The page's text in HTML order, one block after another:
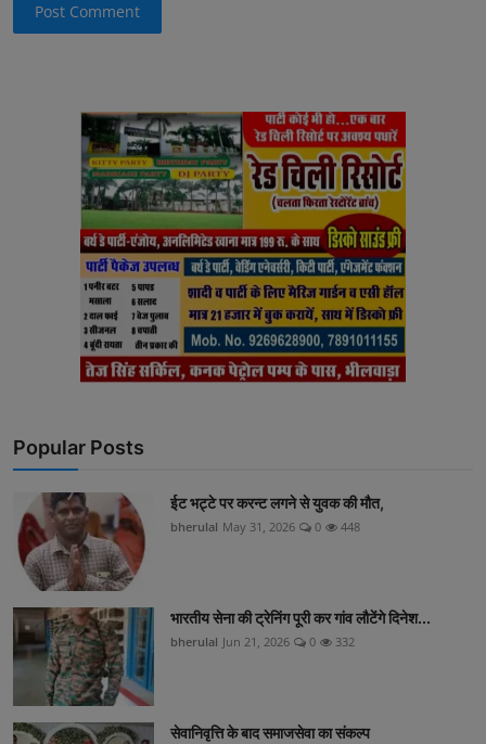
Post Comment
Popular Posts
ईट भट्टे पर करन्ट लगने से युवक की मौत,
bherulal May 31, 2026 0 448
भारतीय सेना की ट्रेनिंग पूरी कर गांव लौटेंगे दिनेश...
bherulal Jun 21, 2026 0 332
सेवानिवृत्ति के बाद समाजसेवा का संकल्प